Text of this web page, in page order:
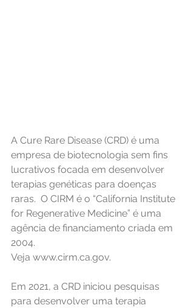
A Cure Rare Disease (CRD) é uma
empresa de biotecnologia sem fins
lucrativos focada em desenvolver
terapias genéticas para doenças
raras.  O CIRM é o “California Institute
for Regenerative Medicine” é uma
agência de financiamento criada em
2004.
Veja www.cirm.ca.gov.
Em 2021, a CRD iniciou pesquisas
para desenvolver uma terapia